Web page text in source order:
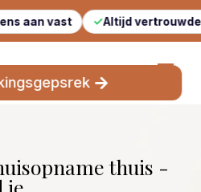
Altijd vertrouwde gezichten
thuis -